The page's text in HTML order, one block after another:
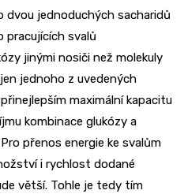
jednoduchých sacharidů
pracujících svalů
jinými nosiči než molekuly
jednoho z uvedených
maximální kapacitu
kombinace glukózy a
přenos energie ke svalům
i rychlost dodané
větší. Tohle je tedy tím